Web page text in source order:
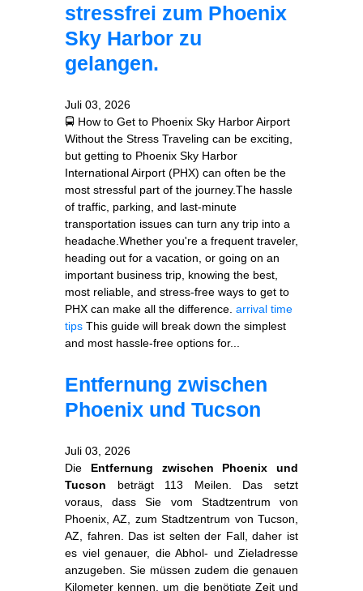
stressfrei zum Phoenix
Sky Harbor zu
gelangen.
Juli 03, 2026
🚍 How to Get to Phoenix Sky Harbor Airport
Without the Stress Traveling can be exciting,
but getting to Phoenix Sky Harbor
International Airport (PHX) can often be the
most stressful part of the journey.The hassle
of traffic, parking, and last-minute
transportation issues can turn any trip into a
headache.Whether you're a frequent traveler,
heading out for a vacation, or going on an
important business trip, knowing the best,
most reliable, and stress-free ways to get to
PHX can make all the difference. arrival time
tips This guide will break down the simplest
and most hassle-free options for...
Entfernung zwischen
Phoenix und Tucson
Juli 03, 2026
Die Entfernung zwischen Phoenix und
Tucson beträgt 113 Meilen. Das setzt
voraus, dass Sie vom Stadtzentrum von
Phoenix, AZ, zum Stadtzentrum von Tucson,
AZ, fahren. Das ist selten der Fall, daher ist
es viel genauer, die Abhol‑ und Zieladresse
anzugeben. Sie müssen zudem die genauen
Kilometer kennen, um die benötigte Zeit und